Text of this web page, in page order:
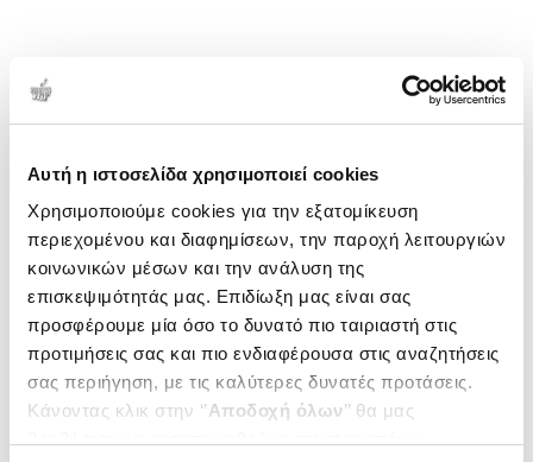
Αυτή η ιστοσελίδα χρησιμοποιεί cookies
Χρησιμοποιούμε cookies για την εξατομίκευση
περιεχομένου και διαφημίσεων, την παροχή λειτουργιών
κοινωνικών μέσων και την ανάλυση της
επισκεψιμότητάς μας. Επιδίωξη μας είναι σας
προσφέρουμε μία όσο το δυνατό πιο ταιριαστή στις
προτιμήσεις σας και πιο ενδιαφέρουσα στις αναζητήσεις
σας περιήγηση, με τις καλύτερες δυνατές προτάσεις.
Κάνοντας κλικ στην ‘’Αποδοχή όλων’’ θα μας